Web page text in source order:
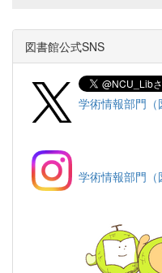
図書館公式SNS
学術情報部門
学術情報部門